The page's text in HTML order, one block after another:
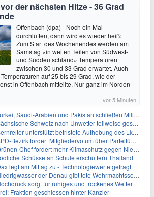
der nächsten Hitze - 36 Grad
Offenbach (dpa) - Noch ein Mal
durchlüften, dann wird es wieder heiß:
Zum Start des Wochenendes werden am
Samstag «in weiten Teilen von Südwest-
und Süddeutschland» Temperaturen
zwischen 30 und 33 Grad erwartet. Auch
auf 25 bis 29 Grad, wie der
in Offenbach mitteilte. Nur ganz im Norden
vor 5 Minuten
Saudi-Arabien und Pakistan schließen Militärpakt
Schweiz nach Unwetter teilweise gesperrt
unterstützt befristete Aufhebung des Lkw-Fahrverbots
Bezirk fordert Mitgliedervotum über Parteiführung
Chef fordert mehr Klimaschutz gegen Niedrigwasser
Schüsse an Schule erschüttern Thailand
legt am Mittag zu - Technologiewerte gefragt
der Donau gibt tote Wehrmachtssoldaten frei
sorgt für ruhiges und trockenes Wetter
Fraktion geschlossen hinter Kanzler